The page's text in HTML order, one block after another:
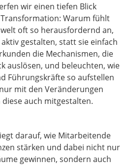
wir einen tiefen Blick
Warum fühlt
oft so herausfordernd an,
gestalten, statt sie einfach
die Mechanismen, die
auslösen, und beleuchten, wie
Führungskräfte so aufstellen
mit den Veränderungen
auch mitgestalten.
darauf, wie Mitarbeitende
stärken und dabei nicht nur
gewinnen, sondern auch